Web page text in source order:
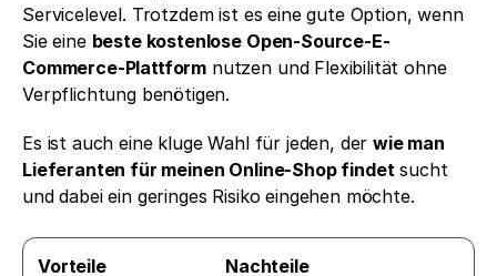
Servicelevel. Trotzdem ist es eine gute Option, wenn
Sie eine beste kostenlose Open-Source-E-
Commerce-Plattform nutzen und Flexibilität ohne
Verpflichtung benötigen.
Es ist auch eine kluge Wahl für jeden, der wie man
Lieferanten für meinen Online-Shop findet sucht
und dabei ein geringes Risiko eingehen möchte.
Vorteile Nachteile